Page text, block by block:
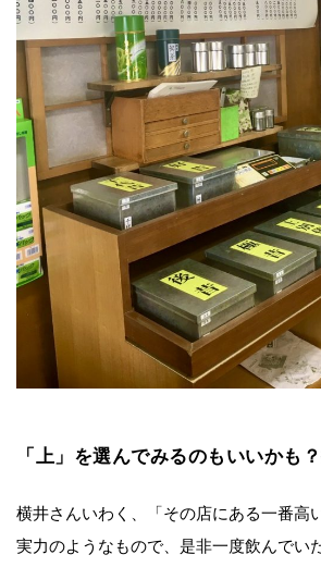
「上」を選んでみるのもいいかも
横井さんいわく、「その店にある一番高
実力のようなもので、是非一度飲んでい